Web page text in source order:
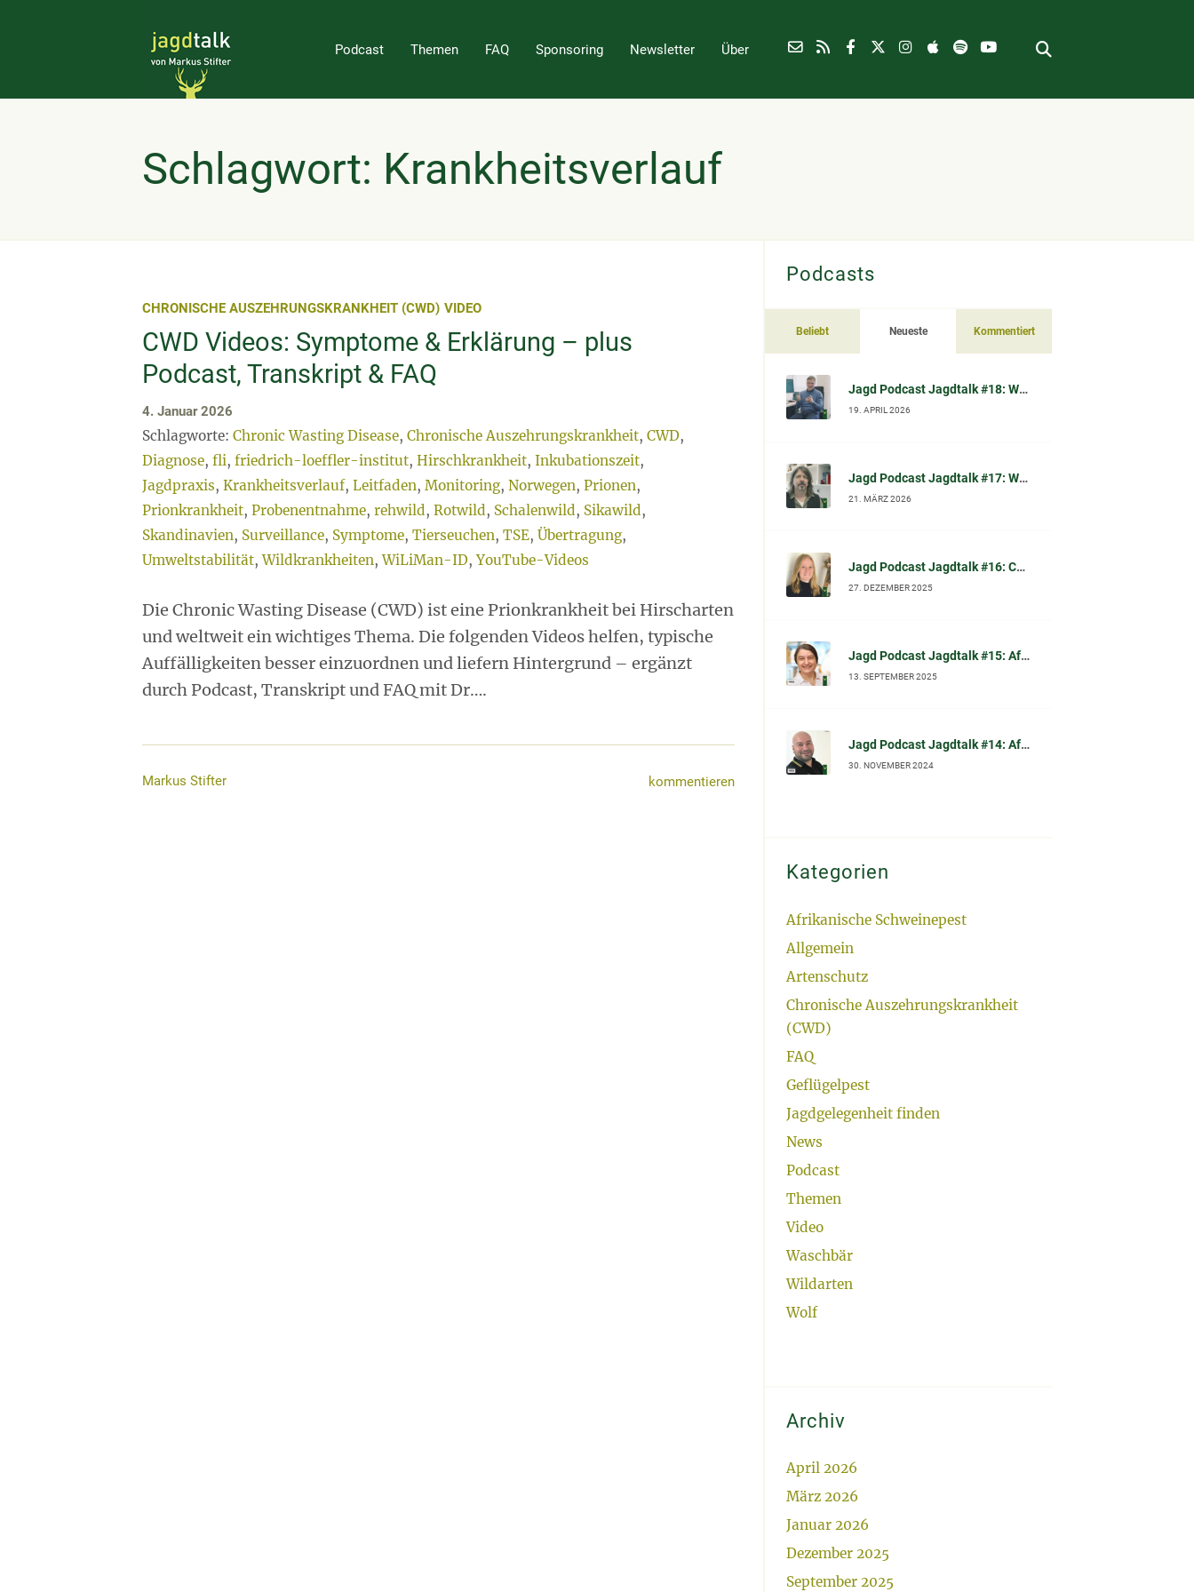
Podcast Themen FAQ Sponsoring Newsletter Über
Schlagwort: Krankheitsverlauf
CHRONISCHE AUSZEHRUNGSKRANKHEIT (CWD) VIDEO
CWD Videos: Symptome & Erklärung – plus
Podcast, Transkript & FAQ
4. Januar 2026
Schlagworte: Chronic Wasting Disease, Chronische Auszehrungskrankheit, CWD,
Diagnose, fli, friedrich-loeffler-institut, Hirschkrankheit, Inkubationszeit,
Jagdpraxis, Krankheitsverlauf, Leitfaden, Monitoring, Norwegen, Prionen,
Prionkrankheit, Probenentnahme, rehwild, Rotwild, Schalenwild, Sikawild,
Skandinavien, Surveillance, Symptome, Tierseuchen, TSE, Übertragung,
Umweltstabilität,Wildkrankheiten,WiLiMan-ID,YouTube-Videos
Die Chronic Wasting Disease (CWD) ist eine Prionkrankheit bei Hirscharten
und weltweit ein wichtiges Thema. Die folgenden Videos helfen, typische
Auffälligkeiten besser einzuordnen und liefern Hintergrund – ergänzt
durch Podcast, Transkript und FAQ mit Dr….
kommentieren
Markus Stifter
Podcasts
Beliebt Neueste Kommentiert
Jagd Podcast Jagdtalk #18: Waschbär-Spulwurm (Baylisascaris procyonis) – Übertragung, Risiko, Vorsorge & Datenlage (im Gespräch mit Prof. Dr. Sven Klimpel)
19. APRIL 2026
Jagd Podcast Jagdtalk #17: Waschbär-Sterilisation in Kassel – wissenschaftliche Einordnung, Tierschutzfragen & Waschbär-Mythen (im Gespräch mit Dr. Norbert Peter)
21. MÄRZ 2026
Jagd Podcast Jagdtalk #16: Chronic Wasting Disease (CWD): Chronische Auszehrungskrankheit beim Schalenwild – Fakten, Symptome, Diagnose und was Jäger jetzt wissen sollten
27. DEZEMBER 2025
Jagd Podcast Jagdtalk #15: Afrikanische Schweinepest (ASP): Prof. Dr. Carola Sauter-Louis (FLI) im Gespräch
13. SEPTEMBER 2025
Jagd Podcast Jagdtalk #14: Afrikanische Schweinepest (ASP): Biosicherheit und effektive Desinfektion
30. NOVEMBER 2024
Kategorien
Afrikanische Schweinepest
Allgemein
Artenschutz
Chronische Auszehrungskrankheit
(CWD)
FAQ
Geflügelpest
Jagdgelegenheit finden
News
Podcast
Themen
Video
Waschbär
Wildarten
Wolf
Archiv
April 2026
März 2026
Januar 2026
Dezember 2025
September 2025